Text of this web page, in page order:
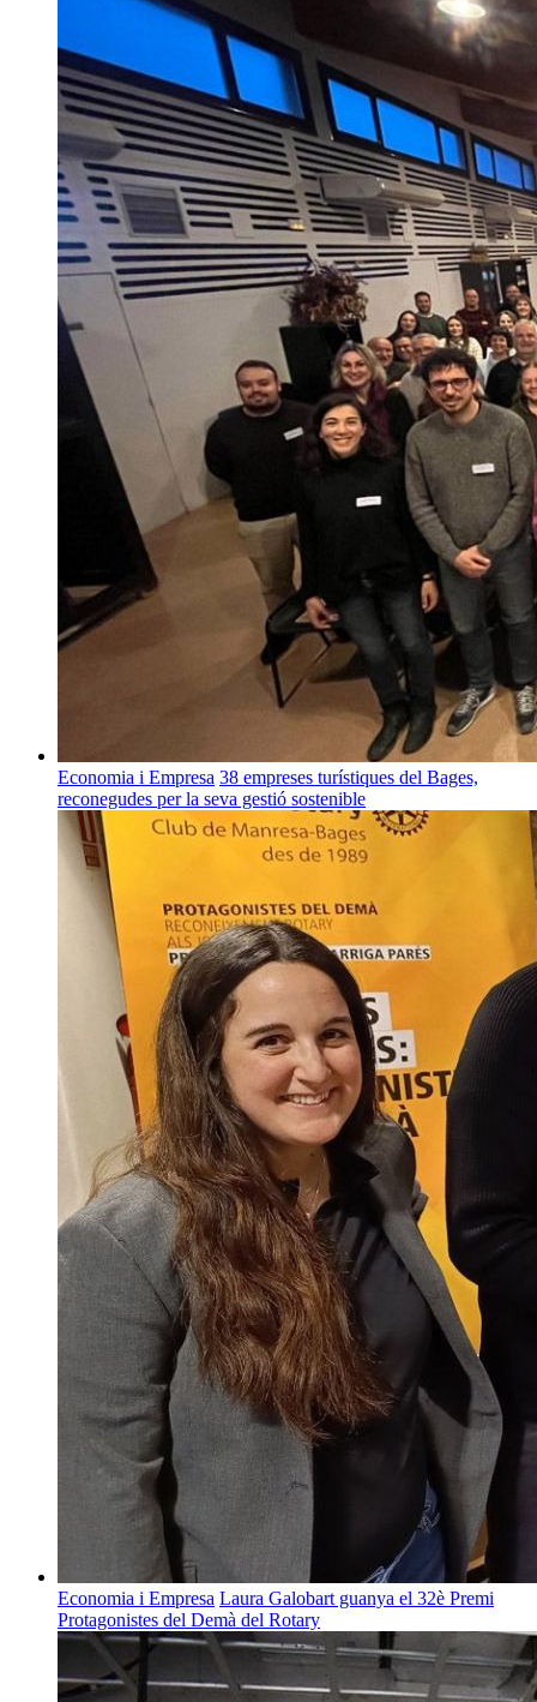
Economia i Empresa 38 empreses turístiques del Bages,
reconegudes per la seva gestió sostenible
Economia i Empresa Laura Galobart guanya el 32è Premi
Protagonistes del Demà del Rotary